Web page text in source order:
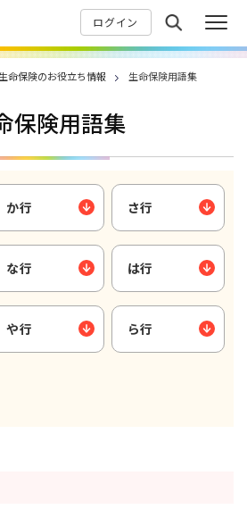
ログイン
生命保険のお役立ち情報 生命保険用語集
保険用語集
か行 さ行
な行 は行
や行 ら行